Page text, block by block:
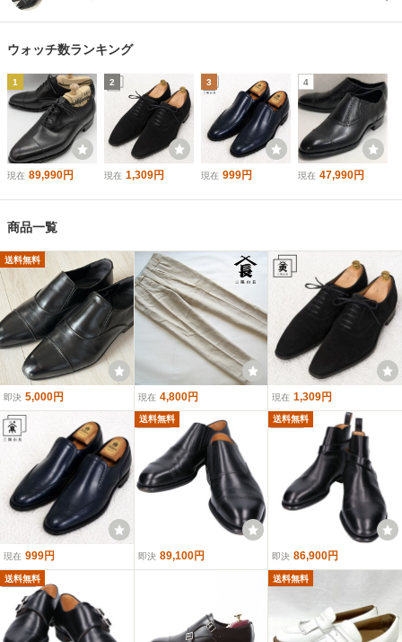
ウォッチ数ランキング
1
現在 89,990円
2
現在 1,309円
3
現在 999円
4
現在 47,990円
商品一覧
送料無料
即決 5,000円 現在 4,800円 現在 1,309円
現在 999円
送料無料
即決 89,100円
送料無料
即決 86,900円
送料無料 送料無料